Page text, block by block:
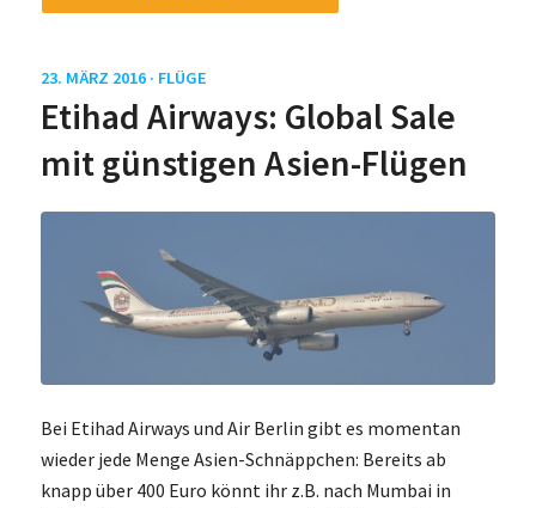
23. MÄRZ 2016 · FLÜGE
Etihad Airways: Global Sale
mit günstigen Asien-Flügen
Bei Etihad Airways und Air Berlin gibt es momentan
wieder jede Menge Asien-Schnäppchen: Bereits ab
knapp über 400 Euro könnt ihr z.B. nach Mumbai in